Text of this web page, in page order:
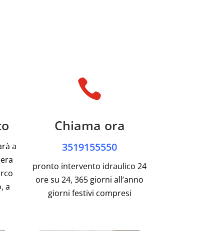
a
a

Chiama ora
3519155550
pronto intervento idraulico 24
ore su 24, 365 giorni all’anno
giorni festivi compresi